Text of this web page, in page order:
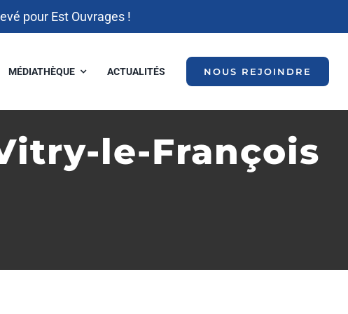
pour Est Ouvrages !
MÉDIATHÈQUE ACTUALITÉS NOUS REJOINDRE
le-François